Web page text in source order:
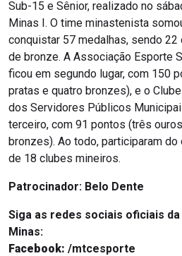
Sub-15 e Sênior, realizado no
Minas I. O time minastenista
conquistar 57 medalhas, sendo 22
de bronze. A Associação Esporte
ficou em segundo lugar, com 150
pratas e quatro bronzes), e o
dos Servidores Públicos
terceiro, com 91 pontos (três
bronzes). Ao todo, participaram
de 18 clubes mineiros.
Patrocinador: Belo Dente
Siga as redes sociais oficiais
Minas:
Facebook: /mtcesporte